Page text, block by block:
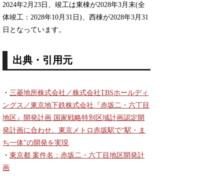
2024年2月23日、竣工は東棟が2028年3月末(全
体竣工：2028年10月31日)、西棟が2028年3月31
日となっています。
出典・引用元
・三菱地所株式会社／株式会社TBSホールディ
ングス／東京地下鉄株式会社『赤坂二・六丁目
地区』開発計画 国家戦略特別区域計画認定開
発計画に合わせ、東京メトロ赤坂駅で“駅・ま
ち一体”の開発を実現
・東京都 案件名：赤坂二・六丁目地区開発計
画